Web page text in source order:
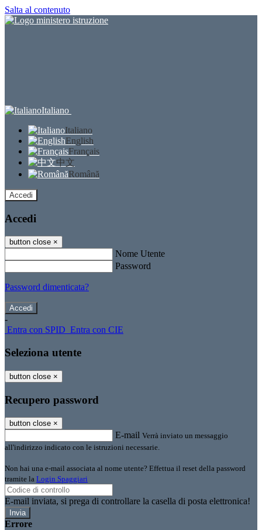
Salta al contenuto
Italiano
Italiano
English
Français
中文
Română
Accedi
Accedi
button close ×
Nome Utente
Password
Password dimenticata?
-
Entra con SPID Entra con CIE
Seleziona utente
button close ×
Recupero password
button close ×
E-mail Verrà inviato un messaggio
all'indirizzo indicato con le istruzioni necessarie.
Non hai una e-mail associata al nome utente? Effettua il reset della password
tramite la Login Spaggiari
E-mail inviata, si prega di controllare la casella di posta elettronica!
Errore